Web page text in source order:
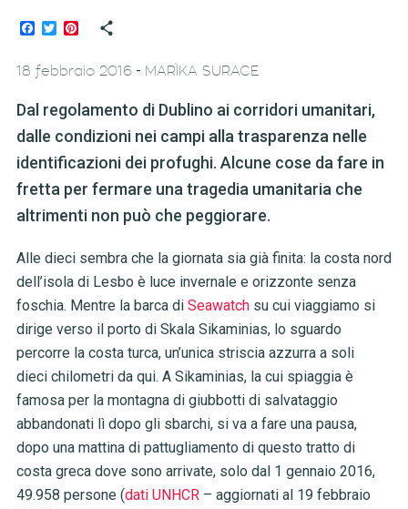
Facebook
TwitterPinterest
18 febbraio 2016- MARÌKA SURACE
Dal regolamento di Dublino ai corridori umanitari,
dalle condizioni nei campi alla trasparenza nelle
identificazioni dei profughi. Alcune cose da fare in
fretta per fermare una tragedia umanitaria che
altrimenti non può che peggiorare.
Alle dieci sembra che la giornata sia già finita: la costa nord
dell’isola di Lesbo è luce invernale e orizzonte senza
foschia. Mentre la barca di Seawatchsu cui viaggiamo si
dirige verso il porto di Skala Sikaminias, lo sguardo
percorre la costa turca, un’unica striscia azzurra a soli
dieci chilometri da qui. A Sikaminias, la cui spiaggia è
famosa per la montagna di giubbotti di salvataggio
abbandonati lì dopo gli sbarchi, si va a fare una pausa,
dopo una mattina di pattugliamento di questo tratto di
costa greca dove sono arrivate, solo dal 1 gennaio 2016,
49.958 persone (dati UNHCR– aggiornati al 19 febbraio